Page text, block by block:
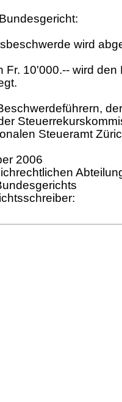
wird
Fr. 10'000.-- wird
Steueramt
2006